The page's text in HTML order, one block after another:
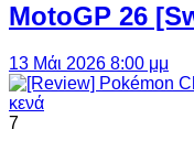
MotoGP 26
13 Μάι 2026 8:00 μμ
7